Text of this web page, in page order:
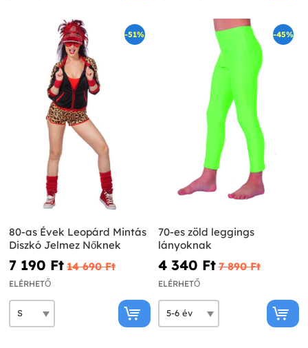
-51%
80-as Évek Leopárd Mintás
Diszkó Jelmez Nőknek
7 190 Ft‎ 14 690 Ft‎
ELÉRHETŐ
-45%
70-es zöld leggings
lányoknak
4 340 Ft‎ 7 890 Ft‎
ELÉRHETŐ